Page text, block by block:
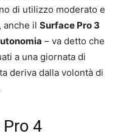
di utilizzo moderato e
anche il Surface Pro 3
– va detto che
a una giornata di
deriva dalla volontà di
4